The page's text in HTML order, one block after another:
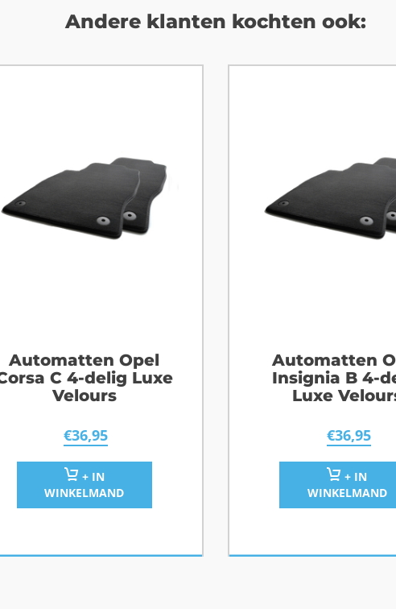
Andere klanten kochten ook:
Automatten Opel
C 4-delig Luxe
Velours
€36,95
+ IN
WINKELMAND
Automatten
Insignia B 4-
Luxe
€36,95
+ IN
WINKELMAND